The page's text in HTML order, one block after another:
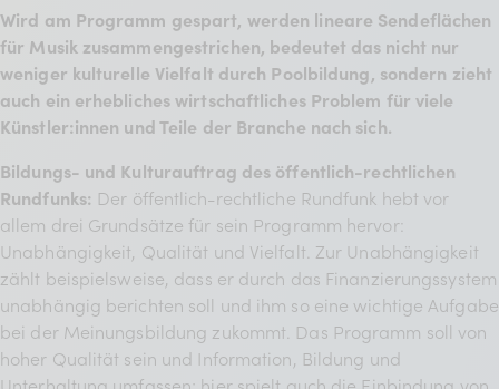
Wird am Programm gespart, werden lineare Sendeflächen
für Musik zusammengestrichen, bedeutet das nicht nur
weniger kulturelle Vielfalt durch Poolbildung, sondern zieht
auch ein erhebliches wirtschaftliches Problem für viele
Künstler:innen und Teile der Branche nach sich.
Bildungs- und Kulturauftrag des öffentlich-rechtlichen
Rundfunks: Der öffentlich-rechtliche Rundfunk hebt vor
allem drei Grundsätze für sein Programm hervor:
Unabhängigkeit, Qualität und Vielfalt. Zur Unabhängigkeit
zählt beispielsweise, dass er durch das Finanzierungssystem
unabhängig berichten soll und ihm so eine wichtige Aufgabe
bei der Meinungsbildung zukommt. Das Programm soll von
hoher Qualität sein und Information, Bildung und